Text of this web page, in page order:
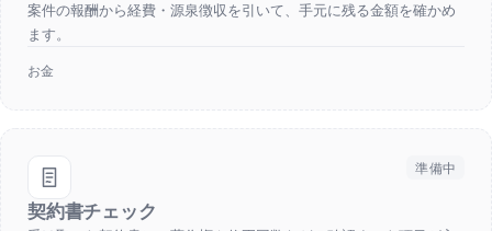
案件の報酬から経費・源泉徴収を引いて、手元に残る金額を確かめ
ます。
お金
準備中
契約書チェック